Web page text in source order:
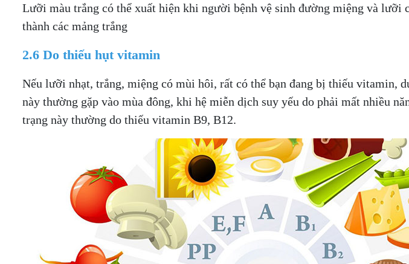
Lưỡi màu trắng có thể xuất hiện khi người bệnh vệ sinh đường miệng và lưỡi
thành các mảng trắng
2.6 Do thiếu hụt vitamin
Nếu lưỡi nhạt, trắng, miệng có mùi hôi, rất có thể bạn đang bị thiếu vitamin,
này thường gặp vào mùa đông, khi hệ miễn dịch suy yếu do phải mất nhiều
trạng này thường do thiếu vitamin B9, B12.